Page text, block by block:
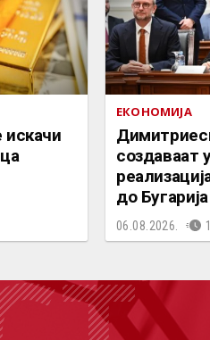
искачи
ЕКОНОМИЈА
создаваат
до Бугарија
06.08.2026.